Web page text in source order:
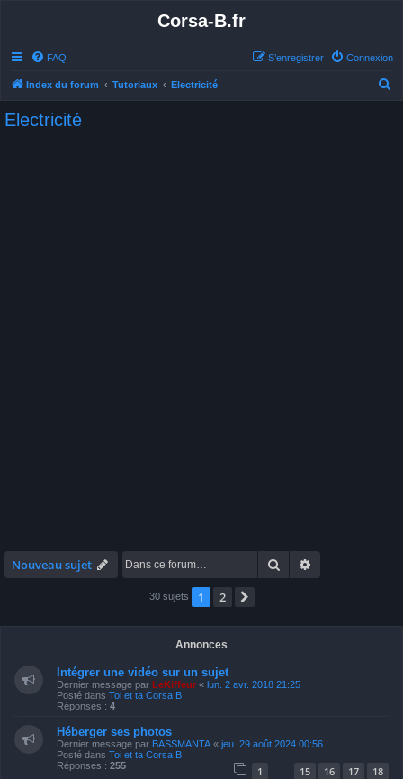
Corsa-B.fr
FAQ Connexion
S’enregistrer
Index du forum Tutoriaux Electricité
Electricité
Nouveau sujet Rechercher
30 sujets 1 2
Annonces
Intégrer une vidéo sur un sujet
Dernier message par LeKiffeur « lun. 2 avr. 2018 21:25
Posté dans Toi et ta Corsa B
Réponses : 4
Héberger ses photos
Dernier message par BASSMANTA « jeu. 29 août 2024 00:56
Posté dans Toi et ta Corsa B
Réponses : 255 1 15 16 17 18